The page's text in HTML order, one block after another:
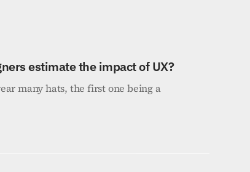
estimate the impact of UX?
many hats, the first one being a